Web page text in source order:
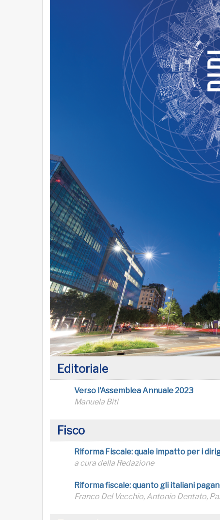
Editoriale
Verso l'Assemblea Annuale 2023
Manuela Biti
Fisco
Riforma Fiscale: quale impatto per i
a cura della Redazione
Riforma fiscale: quanto gli italiani
Franco Del Vecchio, Antonio Dentato,